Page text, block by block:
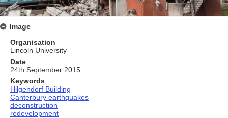
Image
Organisation
Lincoln University
Date
24th September 2015
Keywords
Hilgendorf Building
Canterbury earthquakes
deconstruction
redevelopment